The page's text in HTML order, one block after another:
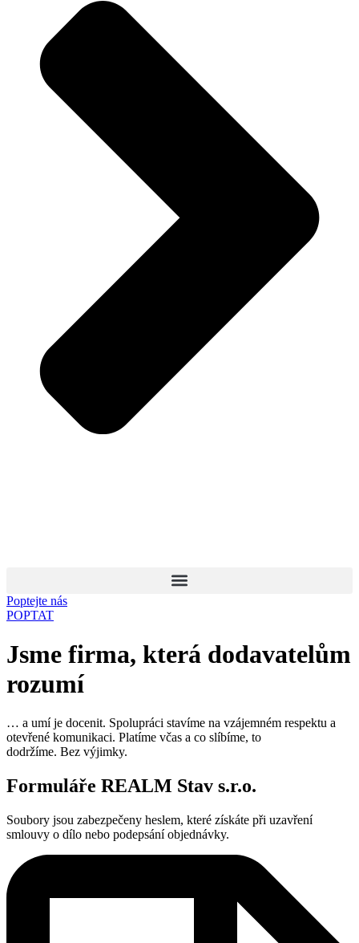
Poptejte nás
POPTAT
Jsme firma, která dodavatelům
rozumí
… a umí je docenit. Spolupráci stavíme na vzájemném respektu a
otevřené komunikaci. Platíme včas a co slíbíme, to
dodržíme. Bez výjimky.
Formuláře REALM Stav s.r.o.
Soubory jsou zabezpečeny heslem, které získáte při uzavření
smlouvy o dílo nebo podepsání objednávky.